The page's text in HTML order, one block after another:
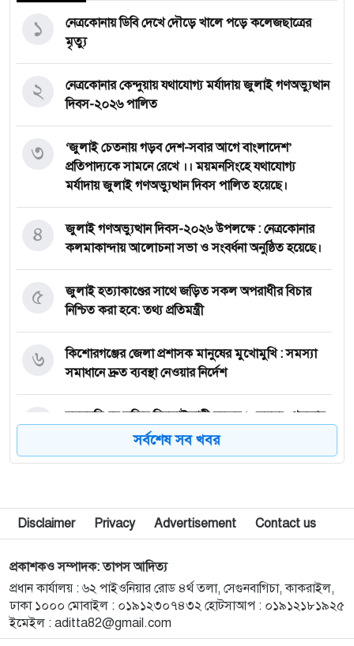
নেত্রকোনায় ডিবি দেখে দৌড়ে খালে পড়ে কলেজছাত্রের
মৃত্যু
১
নেত্রকোনার কেন্দুয়ায় যথাযোগ্য মর্যাদায় জুলাই গণঅভ্যুত্থান
দিবস-২০২৬ পালিত
২
‘জুলাই চেতনায় গড়ব দেশ-সবার আগে বাংলাদেশ’
প্রতিপাদ্যকে সামনে রেখে ।। ময়মনসিংহে যথাযোগ্য
মর্যাদায় জুলাই গণঅভ্যুত্থান দিবস পালিত হয়েছে।
৩
জুলাই গণঅভ্যুত্থান দিবস-২০২৬ উপলক্ষে : নেত্রকোনার
কলমাকান্দায় আলোচনা সভা ও সংবর্ধনা অনুষ্ঠিত হয়েছে।
৪
জুলাই হত্যাকাণ্ডের সাথে জড়িত সকল অপরাধীর বিচার
নিশ্চিত করা হবে: তথ্য প্রতিমন্ত্রী
৫
কি‌শোরগঞ্জের জেলা প্রশাসক মানুষের মুখোমুখি : সমস্যা
সমাধানে দ্রুত ব্যবস্থা নেওয়ার নির্দেশ
৬
ময়মন‌সিং‌হে সক্রিয় ছিনতাইকারী চক্রের ৮ সদস্য গ্রেফতার
।। ডিবি ও থানা পুলিশের যৌথ অভিযান
৭
এমপি​ হিসেবে সরোয়ার আলমগীরের দায়িত্ব পালনে বাধা
নেই : আপিল বিভাগ
৯
ক্ষুদ্র নৃ-গোষ্ঠীর জন্য ১০০ কোটি টাকার ফান্ড গঠন করলেন
প্রধানমন্ত্রী
১০
সর্বশেষ সব খবর
Disclaimer Privacy Advertisement Contact us
প্রকাশকও সম্পাদক: তাপস আদিত্য
প্রধান কার্যালয় : ৬২ পাইওনিয়ার রোড ৪র্থ তলা, সেগুনবাগিচা, কাকরাইল,
ঢাকা ১০০০ মোবাইল : ০১৯১২৩০৭৪৩২ হোটসাআপ : ০১৯১২১৮১৯২৫
ইমেইল : aditta82@gmail.com